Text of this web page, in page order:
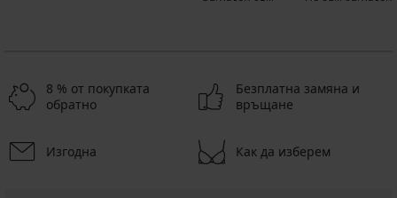
8 % от покупката
обратно
Безплатна замяна и
връщане
Изгодна Как да изберем